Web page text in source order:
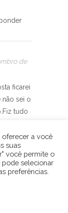
de
ficarei
não sei o
tudo
e Cia
a você
suas
você permite o
selecionar
preferências.